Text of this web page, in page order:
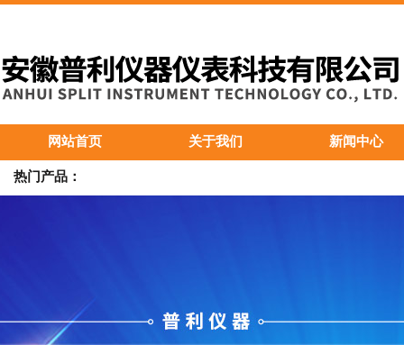
网站首页 关于我们 新闻中心
热门产品：